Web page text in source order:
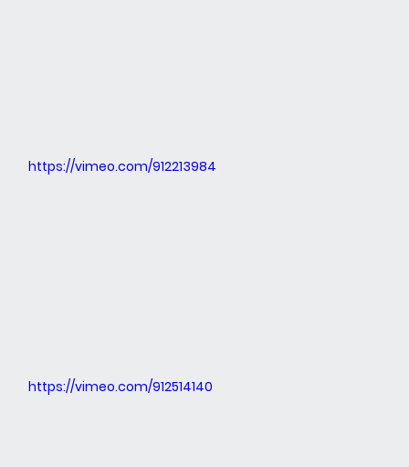
https://vimeo.com/912213984
https://vimeo.com/912514140